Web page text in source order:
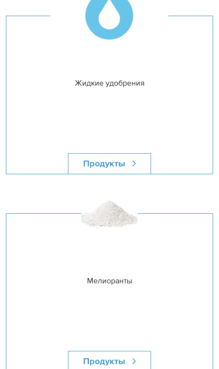
Жидкие удобрения
Продукты
Мелиоранты
Продукты